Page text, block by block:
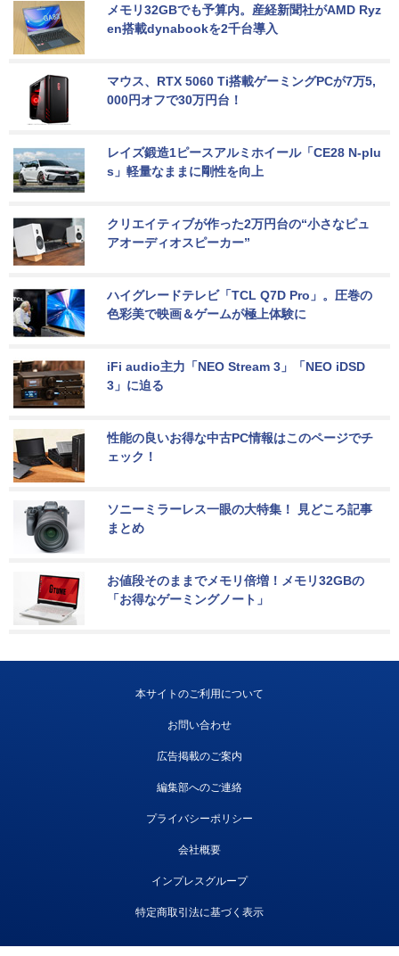
メモリ32GBでも予算内。産経新聞社がAMD Ryz
en搭載dynabookを2千台導入
マウス、RTX 5060 Ti搭載ゲーミングPCが7万5,
000円オフで30万円台！
レイズ鍛造1ピースアルミホイール「CE28 N-plu
s」軽量なままに剛性を向上
クリエイティブが作った2万円台の“小さなピュ
アオーディオスピーカー”
ハイグレードテレビ「TCL Q7D Pro」。圧巻の
色彩美で映画＆ゲームが極上体験に
iFi audio主力「NEO Stream 3」「NEO iDSD
3」に迫る
性能の良いお得な中古PC情報はこのページでチ
ェック！
ソニーミラーレス一眼の大特集！ 見どころ記事
まとめ
お値段そのままでメモリ倍増！メモリ32GBの
「お得なゲーミングノート」
本サイトのご利用について
お問い合わせ
広告掲載のご案内
編集部へのご連絡
プライバシーポリシー
会社概要
インプレスグループ
特定商取引法に基づく表示